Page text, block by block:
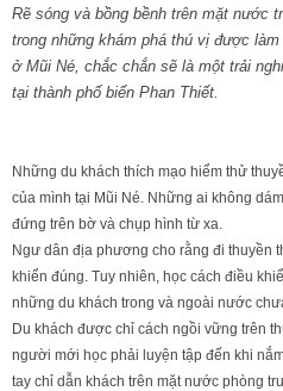
Rẽ sóng và bồng bềnh trên mặt nước
trong những khám phá thú vị được
ở Mũi Né, chắc chắn sẽ là một trải
tại thành phố biển Phan Thiết.
Những du khách thích mạo hiểm thử
của mình tại Mũi Né. Những ai không
đứng trên bờ và chụp hình từ xa.
Ngư dân địa phương cho rằng đi thuyền
khiển đúng. Tuy nhiên, học cách điều
những du khách trong và ngoài nước
Du khách được chỉ cách ngồi vững trên
người mới học phải luyện tập đến khi
tay chỉ dẫn khách trên mặt nước phòng